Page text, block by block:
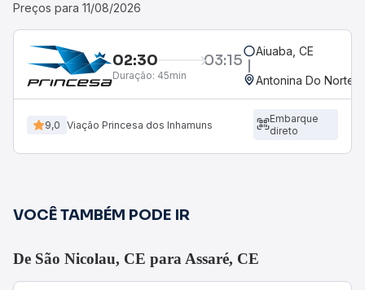
Preços para 11/08/2026
02:30 03:15
Duração: 45min
Aiuaba, CE
Antonina Do Norte,
9,0 Viação Princesa dos Inhamuns
Embarque
direto
VOCÊ TAMBÉM PODE IR
De São Nicolau, CE para Assaré, CE